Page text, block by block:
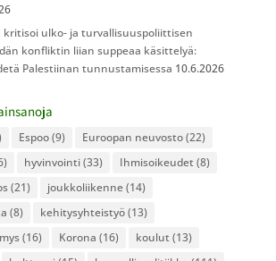
kritisoi ulko- ja turvallisuuspoliittisen
konfliktin liian suppeaa käsittelyä:
Palestiinan tunnustamisessa 10.6.2026
Espoo(9) Euroopan neuvosto(22)
hyvinvointi(33) Ihmisoikeudet (8)
(21) joukkoliikenne(14)
(8) kehitysyhteistyö(13)
(16) Korona (16) koulut (13)